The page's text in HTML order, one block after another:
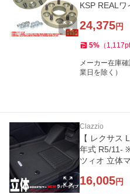
KSP REAL
24,375円
5% （ 1,117pt
メーカー在庫
業日を除く）
Clazzio
【 レクサ
年式 R5/11-
ツィオ 立体
16,005円